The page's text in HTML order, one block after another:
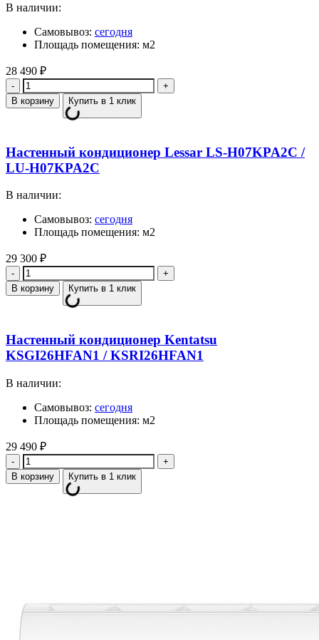
В наличии:
Самовывоз: сегодня
Площадь помещения: м2
28 490 ₽
Количество
В корзину Купить в 1 клик
Настенный кондиционер Lessar LS-H07KPA2C /
LU-H07KPA2C
В наличии:
Самовывоз: сегодня
Площадь помещения: м2
29 300 ₽
Количество
В корзину Купить в 1 клик
Настенный кондиционер Kentatsu
KSGI26HFAN1 / KSRI26HFAN1
В наличии:
Самовывоз: сегодня
Площадь помещения: м2
29 490 ₽
Количество
В корзину Купить в 1 клик